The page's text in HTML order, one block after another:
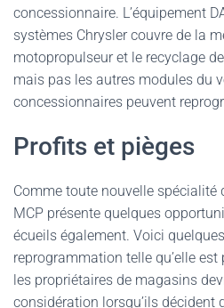
concessionnaire. L’équipement
systèmes Chrysler couvre de la
motopropulseur et le recyclage
mais pas les autres modules du
concessionnaires peuvent
Profits et pièges
Comme toute nouvelle spécialité
MCP présente quelques
écueils également. Voici
reprogrammation telle qu’elle est
les propriétaires de magasins
considération lorsqu’ils décident